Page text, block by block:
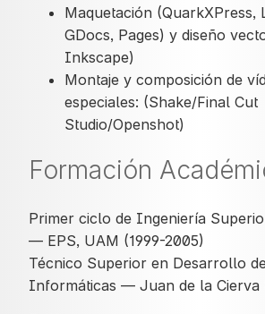
Maquetación (QuarkXPress,
GDocs, Pages) y diseño
Inkscape)
Montaje y composición de
especiales: (Shake/Final Cut
Studio/Openshot)
Formación
Primer ciclo de Ingeniería
— EPS, UAM (1999-2005)
Técnico Superior en Desarrollo
Informáticas — Juan de la Cierva